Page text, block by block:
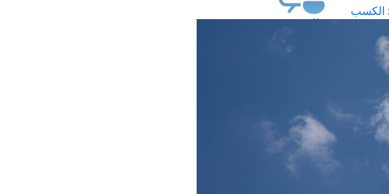
الكسب
طلب فتوى
حجز موعد